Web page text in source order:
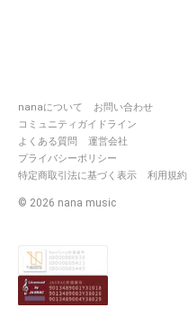
nanaについて
お問い合わせ
コミュニティガイドライン
よくある質問
運営会社
プライバシーポリシー
特定商取引法に基づく表示
利用規約
© 2026 nana music